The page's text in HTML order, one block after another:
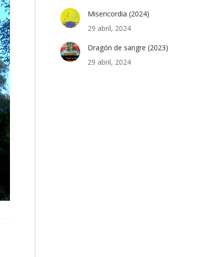
Misericordia (2024)
29 abril, 2024
Dragón de sangre (2023)
29 abril, 2024